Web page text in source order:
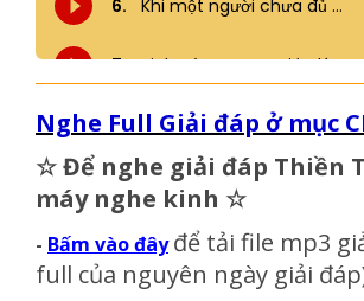
Nghe Full Giải đáp ở mục
☆Để nghe giải đáp Thiền
máy nghe kinh ☆
- Bấm vào đây để tải file mp3
full của nguyên ngày giải